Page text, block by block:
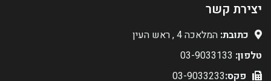
יצירת קשר
כתובת: המלאכה 4 , ראש העין
טלפון:
פקס:03-9033233